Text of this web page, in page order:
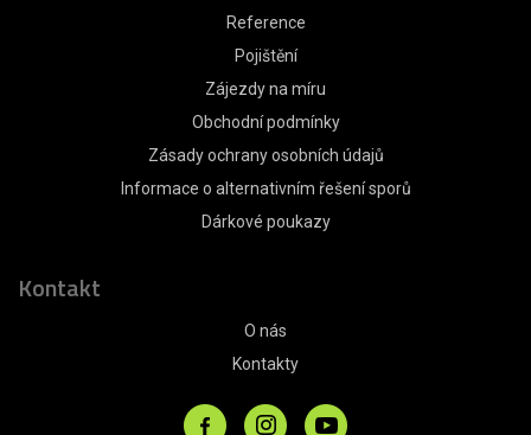
Reference
Pojištění
Zájezdy na míru
Obchodní podmínky
Zásady ochrany osobních údajů
Informace o alternativním řešení sporů
Dárkové poukazy
Kontakt
O nás
Kontakty